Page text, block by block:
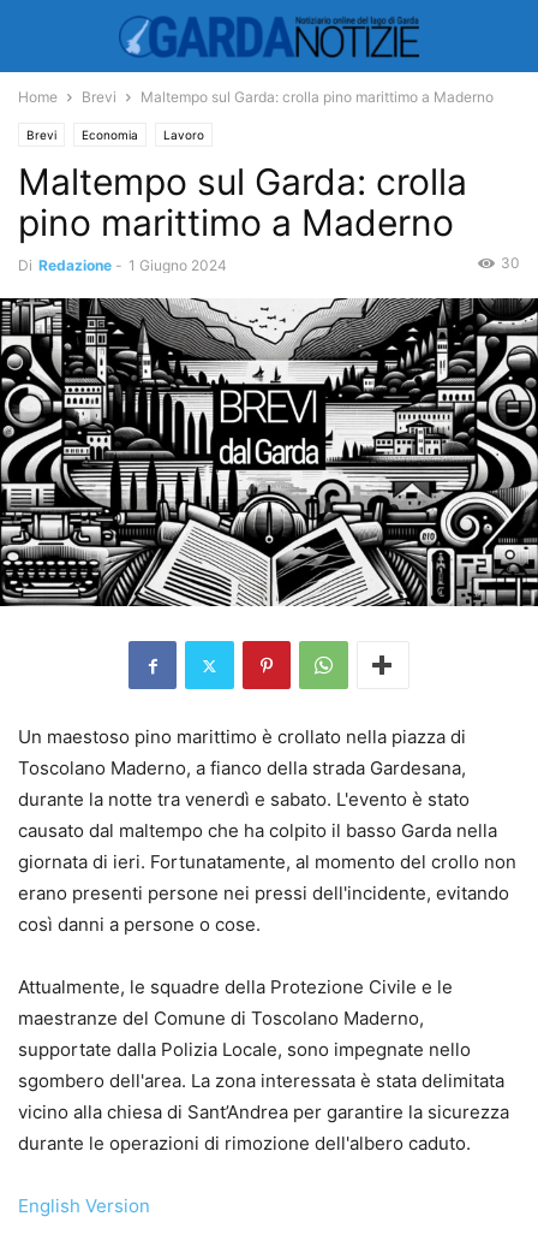
Home Brevi Maltempo sul Garda: crolla pino marittimo a Maderno
Brevi Economia Lavoro
Maltempo sul Garda: crolla
pino marittimo a Maderno
Di Redazione - 1 Giugno 2024 30
Un maestoso pino marittimo è crollato nella piazza di
Toscolano Maderno, a fianco della strada Gardesana,
durante la notte tra venerdì e sabato. L'evento è stato
causato dal maltempo che ha colpito il basso Garda nella
giornata di ieri. Fortunatamente, al momento del crollo non
erano presenti persone nei pressi dell'incidente, evitando
così danni a persone o cose.
Attualmente, le squadre della Protezione Civile e le
maestranze del Comune di Toscolano Maderno,
supportate dalla Polizia Locale, sono impegnate nello
sgombero dell'area. La zona interessata è stata delimitata
vicino alla chiesa di Sant’Andrea per garantire la sicurezza
durante le operazioni di rimozione dell'albero caduto.
English Version